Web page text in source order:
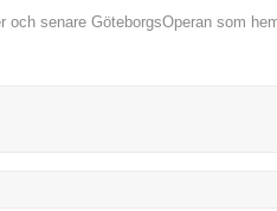
och senare GöteborgsOperan som